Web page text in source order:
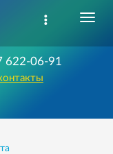
622-06-91